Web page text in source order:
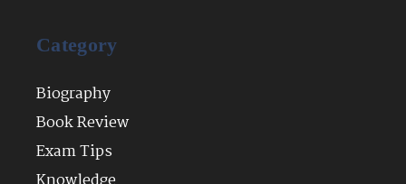
Category
Biography
Book Review
Exam Tips